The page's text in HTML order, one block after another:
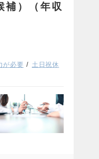
補）（年収
が必要
土日祝休